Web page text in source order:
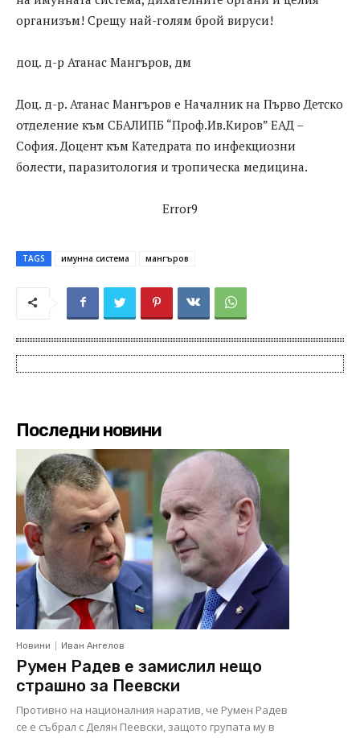
организъм! Срещу най-голям брой вируси!
доц. д-р Атанас Мангъров, дм
Доц. д-р. Атанас Мангъров е Началник на Първо Детско
отделение към СБАЛИПБ “Проф.Ив.Киров” ЕАД –
София. Доцент към Катедрата по инфекциозни
болести, паразитология и тропическа медицина.
Error9
TAGS имунна система мангъров
Последни новини
Новини Иван Ангелов
Румен Радев е замислил нещо
страшно за Пеевски
Противно на националния наратив, че Румен Радев
се е събрал с Делян Пеевски, защото групата му в